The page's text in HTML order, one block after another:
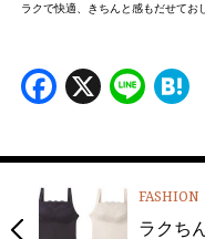
ラクで快適、きちんと感もだせてお
Facebook
X Line
FASHION
ラクち